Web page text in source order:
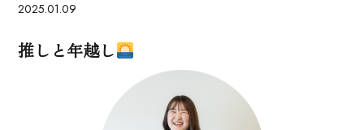
2025.01.09
推しと年越し